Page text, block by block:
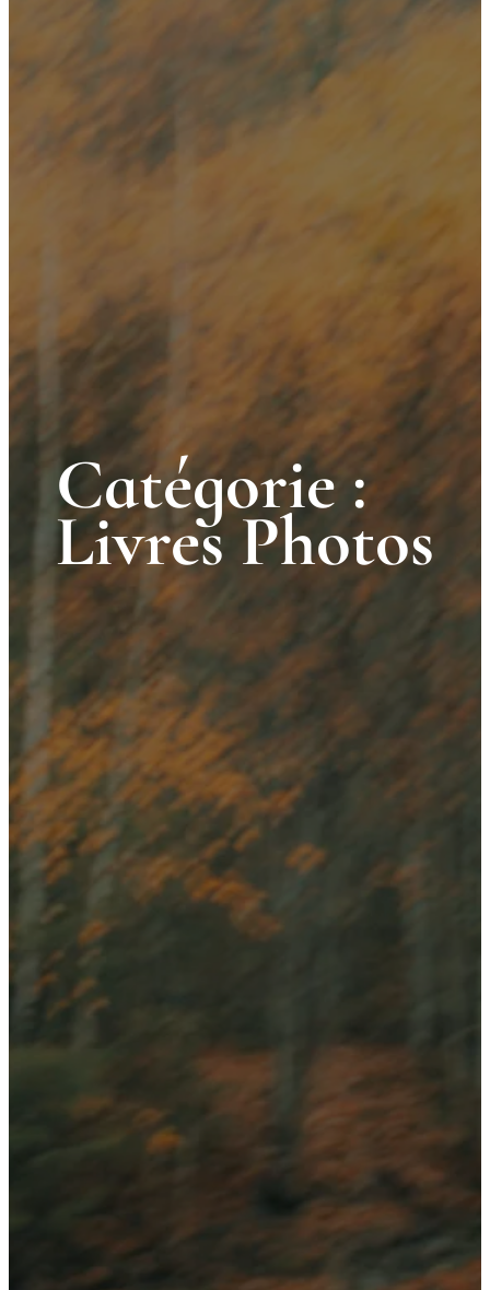
Catégorie :
Livres Photos